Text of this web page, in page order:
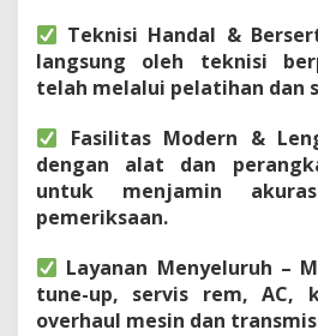
A
u
t
o
e
r
v
i
Teknisi Handal &
langsung oleh teknisi
telah melalui pelatihan dan
Fasilitas Modern &
dengan alat dan
untuk menjamin
pemeriksaan.
Layanan Menyeluruh –
tune-up, servis rem, AC,
overhaul mesin dan